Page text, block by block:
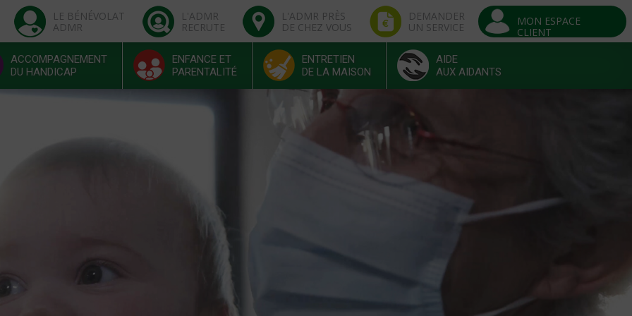
LE BÉNÉVOLAT
ADMR
L'ADMR
RECRUTE
L'ADMR PRÈS
DE CHEZ VOUS
DEMANDER
UN SERVICE
MON ESPACE
CLIENT
ACCOMPAGNEMENT
DU HANDICAP
ENFANCE ET
PARENTALITÉ
ENTRETIEN
DE LA MAISON
AIDE
AUX AIDANTS